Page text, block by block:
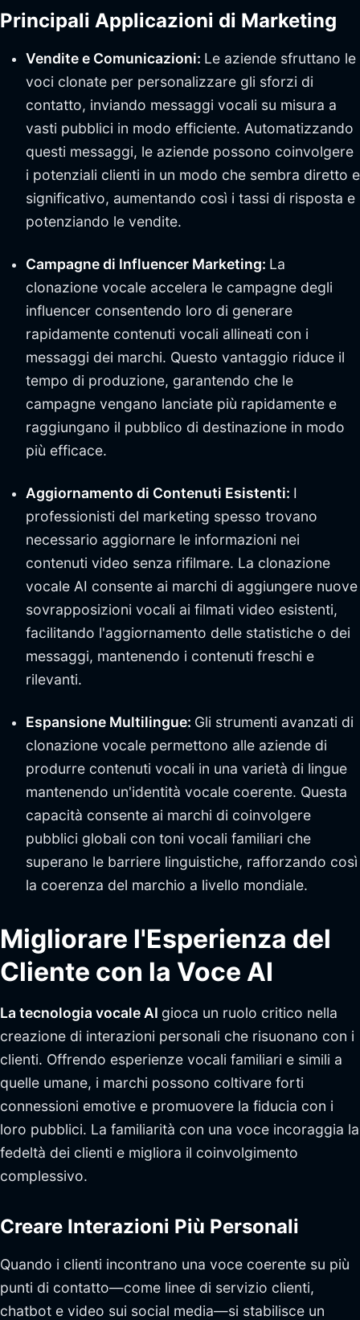
Principali Applicazioni di Marketing
Vendite e Comunicazioni: Le aziende sfruttano le
voci clonate per personalizzare gli sforzi di
contatto, inviando messaggi vocali su misura a
vasti pubblici in modo efficiente. Automatizzando
questi messaggi, le aziende possono coinvolgere
i potenziali clienti in un modo che sembra diretto e
significativo, aumentando così i tassi di risposta e
potenziando le vendite.
Campagne di Influencer Marketing: La
clonazione vocale accelera le campagne degli
influencer consentendo loro di generare
rapidamente contenuti vocali allineati con i
messaggi dei marchi. Questo vantaggio riduce il
tempo di produzione, garantendo che le
campagne vengano lanciate più rapidamente e
raggiungano il pubblico di destinazione in modo
più efficace.
Aggiornamento di Contenuti Esistenti: I
professionisti del marketing spesso trovano
necessario aggiornare le informazioni nei
contenuti video senza rifilmare. La clonazione
vocale AI consente ai marchi di aggiungere nuove
sovrapposizioni vocali ai filmati video esistenti,
facilitando l'aggiornamento delle statistiche o dei
messaggi, mantenendo i contenuti freschi e
rilevanti.
Espansione Multilingue: Gli strumenti avanzati di
clonazione vocale permettono alle aziende di
produrre contenuti vocali in una varietà di lingue
mantenendo un'identità vocale coerente. Questa
capacità consente ai marchi di coinvolgere
pubblici globali con toni vocali familiari che
superano le barriere linguistiche, rafforzando così
la coerenza del marchio a livello mondiale.
Migliorare l'Esperienza del
Cliente con la Voce AI
La tecnologia vocale AI gioca un ruolo critico nella
creazione di interazioni personali che risuonano con i
clienti. Offrendo esperienze vocali familiari e simili a
quelle umane, i marchi possono coltivare forti
connessioni emotive e promuovere la fiducia con i
loro pubblici. La familiarità con una voce incoraggia la
fedeltà dei clienti e migliora il coinvolgimento
complessivo.
Creare Interazioni Più Personali
Quando i clienti incontrano una voce coerente su più
punti di contatto—come linee di servizio clienti,
chatbot e video sui social media—si stabilisce un